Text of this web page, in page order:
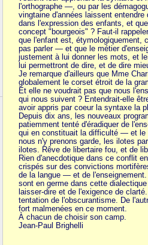
l'orthographe —, ou par les
vingtaine d'années laissent entendre
dans l'expression des enfants, et
concept "bourgeois" ? Faut-il
que l'enfant est, étymologiquement,
pas parler — et que le métier
justement à lui donner les mots, et
lui permettront de dire, et de dire
Je remarque d'ailleurs que Mme
globalement le corset étroit de la
Et elle ne voudrait pas que nous
qui nous suivent ? Entendrait-elle
avoir appris par coeur la syntaxe la
Depuis dix ans, les nouveaux
patiemment tenté d'éradiquer de
qui en constituait la difficulté — et le
nous n'y prenons garde, les ilotes
ilotes. Rêve de libertaire fou, et de
Rien d'anecdotique dans ce conflit
crispés sur des convictions
de la langue — et de
sont en germe dans cette
laisser-dire et de l'exigence de
tentation de l'obscurantisme. De
fort malmenées en ce moment.
À chacun de choisir son camp.
Jean-Paul Brighelli